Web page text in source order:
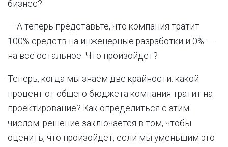
бизнес?
— А теперь представьте, что компания тратит
100% средств на инженерные разработки и 0% —
на все остальное. Что произойдет?
Теперь, когда мы знаем две крайности: какой
процент от общего бюджета компания тратит на
проектирование? Как определиться с этим
числом: решение заключается в том, чтобы
оценить, что произойдет, если мы уменьшим это